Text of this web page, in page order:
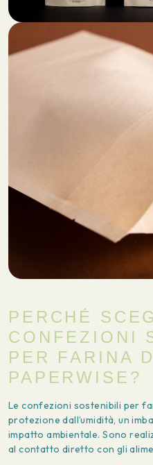
PERCHÉ
CONFEZIONI
PER FARINA
PAPERWISE?
Le confezioni sostenibili per
protezione dall’umidità, un
impatto ambientale. Sono
al contatto diretto con gli